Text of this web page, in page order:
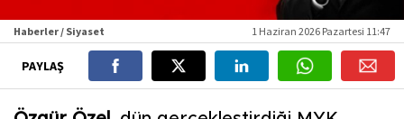
Haberler / Siyaset 1 Haziran 2026 Pazartesi 11:47
PAYLAŞ